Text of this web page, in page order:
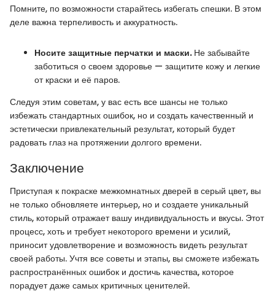
Помните, по возможности старайтесь избегать спешки. В этом
деле важна терпеливость и аккуратность.
Носите защитные перчатки и маски.Не забывайте
заботиться о своем здоровье — защитите кожу и легкие
от краски и её паров.
Следуя этим советам, у вас есть все шансы не только
избежать стандартных ошибок, но и создать качественный и
эстетически привлекательный результат, который будет
радовать глаз на протяжении долгого времени.
Заключение
Приступая к покраске межкомнатных дверей в серый цвет, вы
не только обновляете интерьер, но и создаете уникальный
стиль, который отражает вашу индивидуальность и вкусы. Этот
процесс, хоть и требует некоторого времени и усилий,
приносит удовлетворение и возможность видеть результат
своей работы. Учтя все советы и этапы, вы сможете избежать
распространённых ошибок и достичь качества, которое
порадует даже самых критичных ценителей.